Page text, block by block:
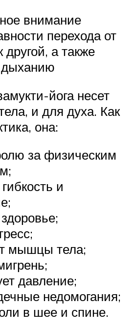
внимание
перехода от
а также
йога несет
и для духа. Как
она:
за физическим
и
мышцы тела;
давление;
недомогания;
в шее и спине.